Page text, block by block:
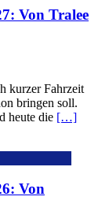
Von Tralee
kurzer Fahrzeit
bringen soll.
heute die […]
Von